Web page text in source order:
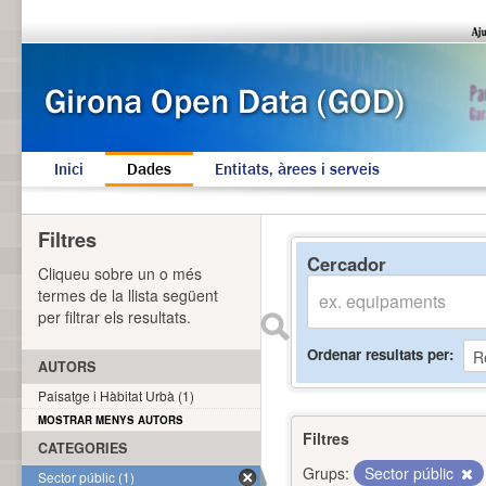
Inici Dades Entitats, àrees i serveis
Cercador
Ordenar resultats per
Filtres
Grups:
Sector públic
Filtres
Cliqueu sobre un o més
termes de la llista següent
per filtrar els resultats.
AUTORS
Paisatge i Hàbitat Urbà (1)
MOSTRAR MENYS AUTORS
CATEGORIES
Sector públic (1)